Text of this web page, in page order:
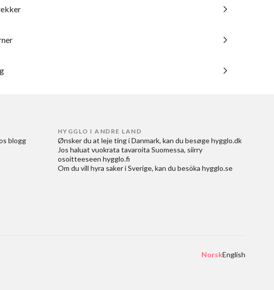
blogg
HYGGLO I ANDRE LAND
Ønsker du at leje ting i Danmark, kan du besøge hygglo.dk
Jos haluat vuokrata tavaroita Suomessa, siirry
osoitteeseen hygglo.fi
Om du vill hyra saker i Sverige, kan du besöka hygglo.se
NorskEnglish